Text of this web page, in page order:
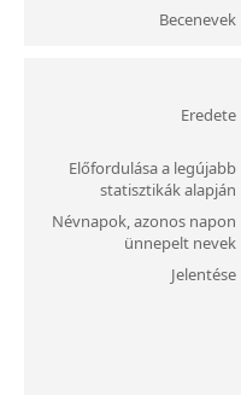
Becenevek
Eredete
Előfordulása a legújabb
statisztikák alapján
Névnapok, azonos napon
ünnepelt nevek
Jelentése